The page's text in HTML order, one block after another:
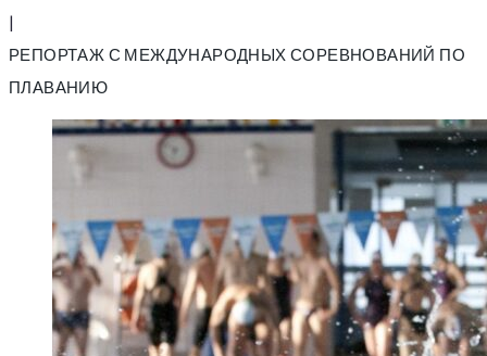
|
РЕПОРТАЖ С МЕЖДУНАРОДНЫХ СОРЕВНОВАНИЙ ПО
ПЛАВАНИЮ